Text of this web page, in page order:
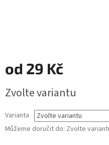
od 29 Kč
cena:
Zvolte variantu
Varianta
Můžeme doručit do: Zvolte